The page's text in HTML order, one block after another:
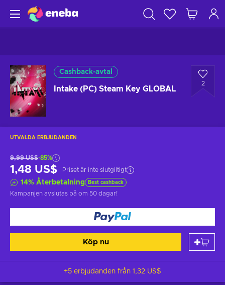
Cashback-avtal
Intake (PC) Steam Key GLOBAL
2
UTVALDA ERBJUDANDEN
9,99 US$-85%
1,48 US$ Priset är inte slutgiltigt
14% Återbetalning Best cashback
Kampanjen avslutas på om 50 dagar!
Köp nu
+5 erbjudanden från 1,32 US$